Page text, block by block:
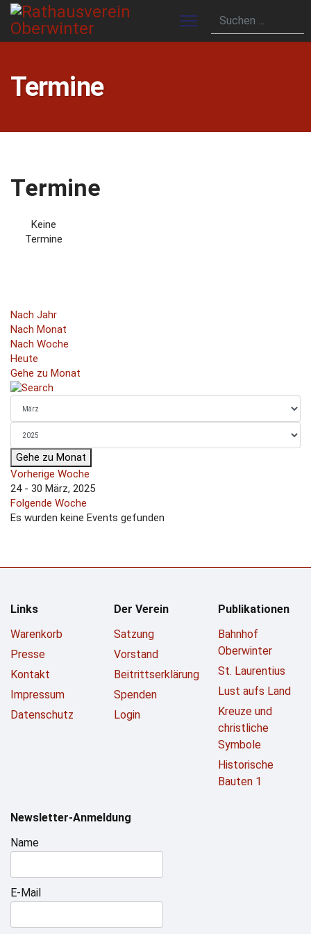
Termine
Termine
Keine
Termine
Nach Jahr
Nach Monat
Nach Woche
Heute
Gehe zu Monat
Gehe zu Monat
Vorherige Woche
24 - 30 März, 2025
Folgende Woche
Es wurden keine Events gefunden
Links
Warenkorb
Presse
Kontakt
Impressum
Datenschutz
Der Verein
Satzung
Vorstand
Beitrittserklärung
Spenden
Login
Publikationen
Bahnhof
Oberwinter
St. Laurentius
Lust aufs Land
Kreuze und
christliche
Symbole
Historische
Bauten 1
Newsletter-Anmeldung
Name
E-Mail